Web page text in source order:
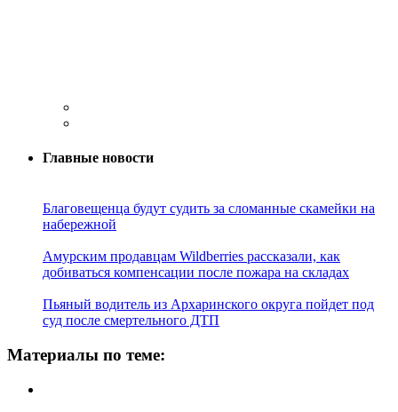
Главные новости
Благовещенца будут судить за сломанные скамейки на
набережной
Амурским продавцам Wildberries рассказали, как
добиваться компенсации после пожара на складах
Пьяный водитель из Архаринского округа пойдет под
суд после смертельного ДТП
Материалы по теме: